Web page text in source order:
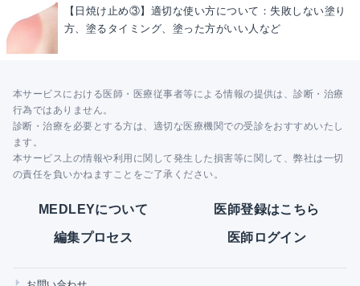
【日焼け止め③】適切な使い方について：失敗しない塗り
方、塗るタイミング、塗った方がいい人など
本サービスにおける医師・医療従事者等による情報の提供は、診断・治療
行為ではありません。
診断・治療を必要とする方は、適切な医療機関での受診をおすすめいたし
ます。
本サービス上の情報や利用に関して発生した損害等に関して、弊社は一切
の責任を負いかねますことをご了承ください。
MEDLEYについて 医師登録はこちら
編集プロセス 医師ログイン